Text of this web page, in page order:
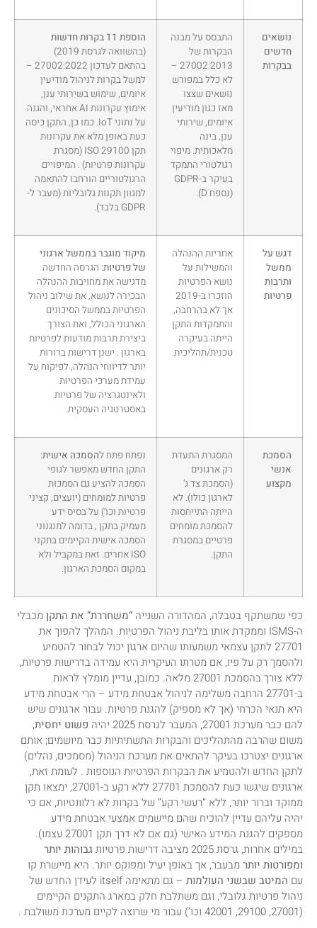
נושאים
חדשים
בבקרות
התבסס על מבנה
הבקרות של
27002:2013 –
לא כלל במפורש
נושאים שצצו
מאז כגון מודיעין
איומים, שירותי
ענן, בינה
מלאכותית. מיפוי
רגולטורי התמקד
בעיקר ב-GDPR
(נספח D).
הוספת 11 בקרות חדשות
(בהשוואה לגרסת 2019)
בהתאם לעדכון 27002:2022 –
למשל בקרות לניהול מודיעין
איומים, שימוש בשירותי ענן,
אימוץ עקרונות AI אחראי, והגנה
על נתוני IoT. כמו כן, התקן כיסה
כעת באופן מלא את עקרונות
תקן ISO 29100 (מסגרת
עקרונות פרטיות) . המיפויים
הרגולטוריים הורחבו להתאמה
למגוון תקנות גלובליות (מעבר ל-
GDPR בלבד).
דגש על
ממשל
ותרבות
פרטיות
אחריות ההנהלה
והמשילות על
נושא הפרטיות
הוזכרו ב-2019
אך לא בהרחבה,
והתמקדות התקן
הייתה בעיקרה
טכנית/תהליכית.
מיקוד מוגבר בממשל ארגוני
של פרטיות: הגרסה החדשה
מדגישה את מחויבות ההנהלה
הבכירה לנושא, את שילוב ניהול
הפרטיות בממשל הסיכונים
הארגוני הכולל, ואת הצורך
ביצירת תרבות מודעות לפרטיות
בארגון . ישנן דרישות ברורות
יותר לדיווחי הנהלה, לפיקוח על
עמידת מערכי הפרטיות
ולאינטגרציה של פרטיות
באסטרטגיה העסקית.
הסמכת
אנשי
מקצוע
המסגרת התעדת
רק ארגונים
(הסמכת צד ג’
לארגון כולו). לא
הייתה התייחסות
להסמכת מומחים
פרטיים במסגרת
התקן.
נפתח פתח להסמכה אישית:
התקן החדש מאפשר לגופי
הסמכה להציע גם הסמכות
פרטיות למומחים (יועצים, קציני
פרטיות וכו’) על בסיס ידע
מעמיק בתקן , בדומה למנגנוני
הסמכה אישית הקיימים בתקני
ISO אחרים. זאת במקביל ולא
במקום הסמכת הארגון.
כפי שמשתקף בטבלה, המהדורה השנייה “משחררת” את התקןמכבלי
ה-ISMS וממקדת אותו בליבת ניהול הפרטיות. המהלך להפוך את
27701 לתקן עצמאי משמעותו שהיום ארגון יכול לבחור להטמיע
ולהסמך רק על פיו, אם מטרתו העיקרית היא עמידה בדרישות פרטיות,
ללא צורך בהסמכת 27001 מלאה. כמובן, עדיין מומלץ לראות
ב-27701 הרחבה משלימה לניהול אבטחת מידע – הרי אבטחת מידע
היא תנאי הכרחי (אך לא מספיק) להגנת פרטיות. עבור ארגונים שיש
להם כבר מערכת 27001, המעבר לגרסת 2025 יהיה
פשוט יחסית,
משום שהרבה מהתהליכים והבקרות התשתיתיות כבר מיושמים; אותם
ארגונים יצטרכו בעיקר להתאים את מערכת הניהול (מסמכים, נהלים)
לתקן החדש ולהטמיע את הבקרות הפרטיות הנוספות . לעומת זאת,
ארגונים שיגשו כעת להסמכת 27701 ללא רקע ב-27001, ימצאו תקן
ממוקד וברור יותר, ללא “רעשי רקע” של בקרות לא רלוונטיות, אם כי
יהיה עליהם עדיין להוכיח שהם מיישמים אמצעי אבטחת מידע
מספקים להגנת המידע האישי (גם אם לא דרך תקן 27001 עצמו).
במילים אחרות, גרסת 2025 מציבה דרישות פרטיות
גבוהות יותר
ומפורטות יותרמבעבר, אך באופן יעיל ומפוקס יותר. היא מיישרת קו
עם המיטב שבשני העולמות
– גם מתאימה itself לעידן החדש של
ניהול פרטיות גלובלי, וגם משתלבת חלק במארג התקנים הקיימים
(27001, 29100, 42001 וכו’) עבור מי שרוצה לקיים מערכת משולבת .